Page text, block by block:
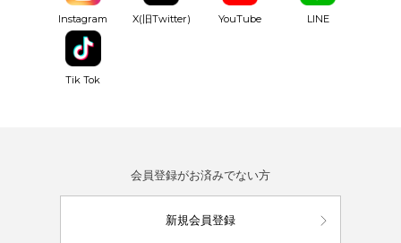
Instagram X(旧Twitter) YouTube LINE
Tik Tok
会員登録がお済みでない方
新規会員登録